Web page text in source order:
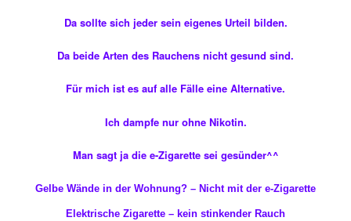
Da sollte sich jeder sein eigenes Urteil bilden.
Da beide Arten des Rauchens nicht gesund sind.
Für mich ist es auf alle Fälle eine Alternative.
Ich dampfe nur ohne Nikotin.
Man sagt ja die e-Zigarette sei gesünder^^
Gelbe Wände in der Wohnung? – Nicht mit der e-Zigarette
Elektrische Zigarette – kein stinkender Rauch